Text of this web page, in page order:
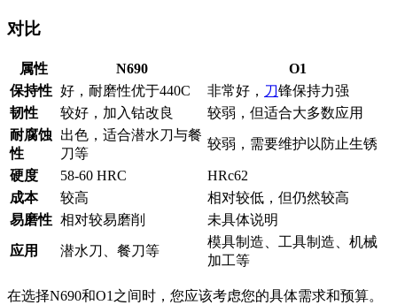
对比
属性 N690
O1
保持性 好，耐磨性优于440C 非常好， 刀锋保持力强
韧性
较好，加入钴改良
较弱，但适合大多数应用
耐腐蚀
性
出色，适合潜水刀与餐
刀等
较弱，需要维护以防止生锈
硬度 58-60 HRC
HRc62
成本
较高
相对较低，但仍然较高
易磨性 相对较易磨削 未具体说明
应用 潜水刀、餐刀等
模具制造、工具制造、机械
加工等
在选择N690和O1之间时，您应该考虑您的具体需求和预算。